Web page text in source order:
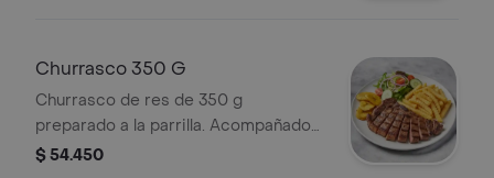
Churrasco 350 G
Churrasco de res de 350 g
preparado a la parrilla. Acompañado
con papas francesas o patacones y
$ 54.450